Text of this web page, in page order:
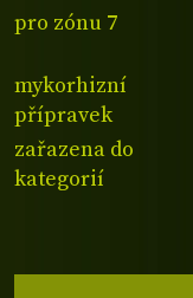
pro zónu 7
mykorhizní
přípravek
zařazena do
kategorií